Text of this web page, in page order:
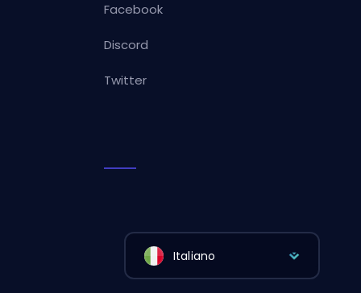
Facebook
Discord
Twitter
Italiano